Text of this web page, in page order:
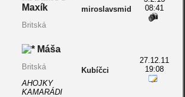
Maxík
Britská
miroslavsmid
08:41
Máša
Britská
AHOJKY
KAMARÁDI
Kubíčci
27.12.11
19:08